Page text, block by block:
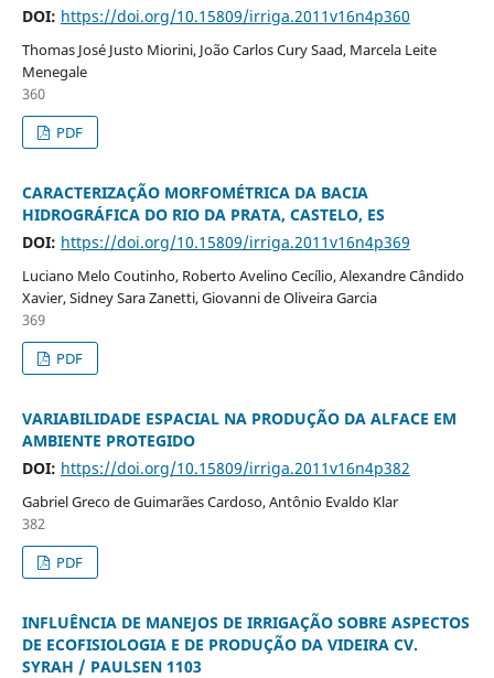
DOI: https://doi.org/10.15809/irriga.2011v16n4p360
Thomas José Justo Miorini, João Carlos Cury Saad, Marcela Leite
Menegale
360
PDF
CARACTERIZAÇÃO MORFOMÉTRICA DA BACIA
HIDROGRÁFICA DO RIO DA PRATA, CASTELO, ES
DOI: https://doi.org/10.15809/irriga.2011v16n4p369
Luciano Melo Coutinho, Roberto Avelino Cecílio, Alexandre Cândido
Xavier, Sidney Sara Zanetti, Giovanni de Oliveira Garcia
369
PDF
VARIABILIDADE ESPACIAL NA PRODUÇÃO DA ALFACE EM
AMBIENTE PROTEGIDO
DOI: https://doi.org/10.15809/irriga.2011v16n4p382
Gabriel Greco de Guimarães Cardoso, Antônio Evaldo Klar
382
PDF
INFLUÊNCIA DE MANEJOS DE IRRIGAÇÃO SOBRE ASPECTOS
DE ECOFISIOLOGIA E DE PRODUÇÃO DA VIDEIRA CV.
SYRAH / PAULSEN 1103